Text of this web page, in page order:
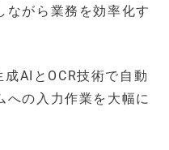
ながら業務を効率化す
AIとOCR技術で自動
への入力作業を大幅に